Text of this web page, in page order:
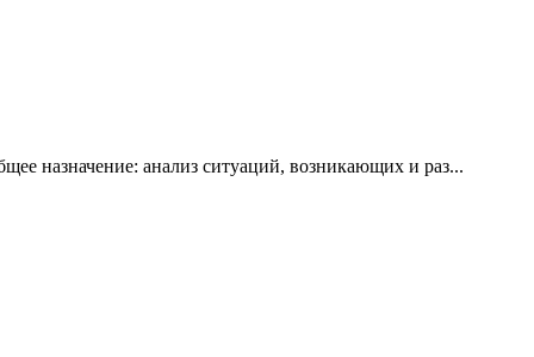
назначение: анализ ситуаций, возникающих и раз...